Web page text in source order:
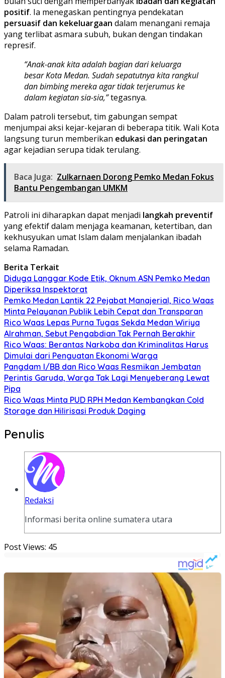
positif. Ia menegaskan pentingnya pendekatan
persuasif dan kekeluargaan dalam menangani remaja
yang terlibat asmara subuh, bukan dengan tindakan
represif.
“Anak-anak kita adalah bagian dari keluarga
besar Kota Medan. Sudah sepatutnya kita rangkul
dan bimbing mereka agar tidak terjerumus ke
dalam kegiatan sia-sia,”tegasnya.
Dalam patroli tersebut, tim gabungan sempat
menjumpai aksi kejar-kejaran di beberapa titik. Wali Kota
langsung turun memberikan edukasi dan peringatan
agar kejadian serupa tidak terulang.
Baca Juga: Zulkarnaen Dorong Pemko Medan Fokus
Bantu Pengembangan UMKM
Patroli ini diharapkan dapat menjadi langkah preventif
yang efektif dalam menjaga keamanan, ketertiban, dan
kekhusyukan umat Islam dalam menjalankan ibadah
selama Ramadan.
Berita Terkait
Diduga Langgar Kode Etik, Oknum ASN Pemko Medan
Diperiksa Inspektorat
Pemko Medan Lantik 22 Pejabat Manajerial, Rico Waas
Minta Pelayanan Publik Lebih Cepat dan Transparan
Rico Waas Lepas Purna Tugas Sekda Medan Wiriya
Alrahman, Sebut Pengabdian Tak Pernah Berakhir
Rico Waas: Berantas Narkoba dan Kriminalitas Harus
Dimulai dari Penguatan Ekonomi Warga
Pangdam I/BB dan Rico Waas Resmikan Jembatan
Perintis Garuda, Warga Tak Lagi Menyeberang Lewat
Pipa
Rico Waas Minta PUD RPH Medan Kembangkan Cold
Storage dan Hilirisasi Produk Daging
Penulis
Redaksi
Informasi berita online sumatera utara
Post Views: 45